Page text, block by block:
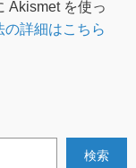
Akismet を使っ
の詳細はこちら
検索